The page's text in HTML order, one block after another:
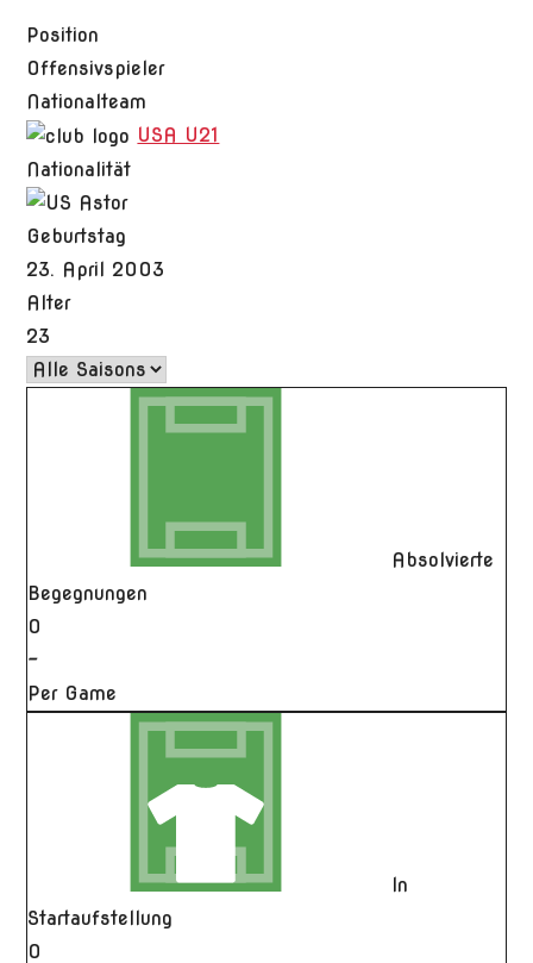
Position
Offensivspieler
Nationalteam
USA U21
Nationalität
Geburtstag
23. April 2003
Alter
23
Absolvierte
Begegnungen
0
-
Per Game
In
Startaufstellung
0